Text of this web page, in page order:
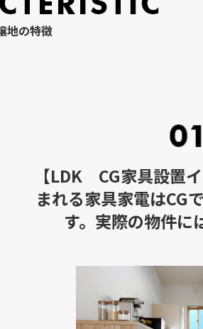
地の特徴
【LDK CG家具設置
まれる家具家電はCG
す。実際の物件に